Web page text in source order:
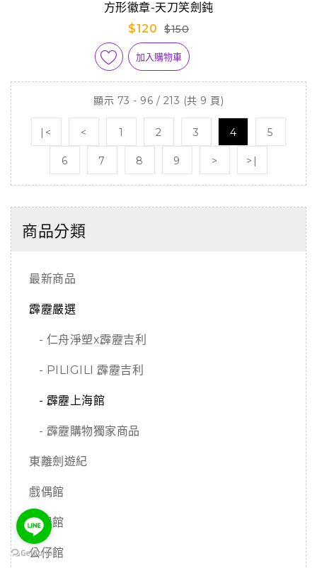
方形徽章-天刀笑劍鈍
$120
$150
加入購物車
顯示 73 - 96 / 213 (共 9 頁)
|< < 1 2 3 4 5
6 7 8 9 > >|
商品分類
最新商品
霹靂嚴選
- 仁舟淨塑x霹靂吉利
- PILIGILI 霹靂吉利
- 霹靂上海館
- 霹靂購物獨家商品
東離劍遊紀
戲偶館
兵器館
公仔館